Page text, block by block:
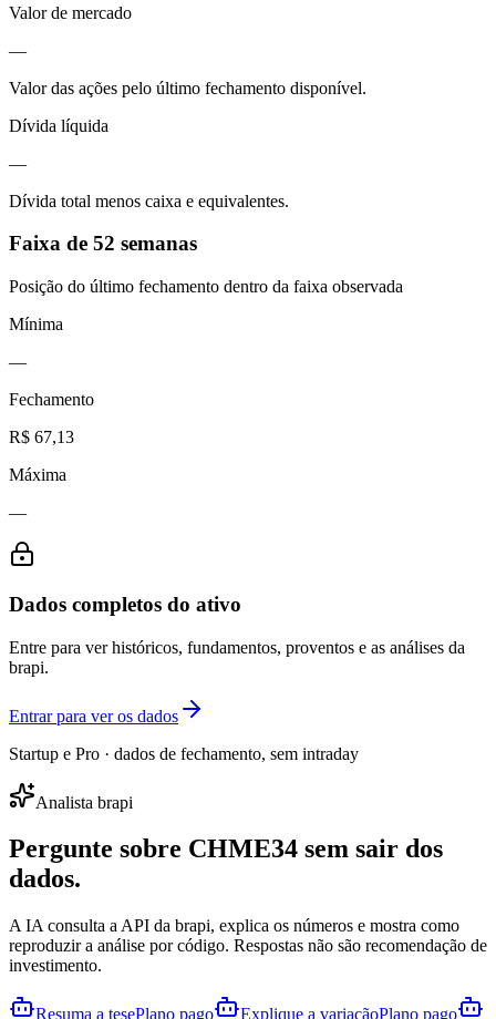
Valor de mercado
—
Valor das ações pelo último fechamento disponível.
Dívida líquida
—
Dívida total menos caixa e equivalentes.
Faixa de 52 semanas
Posição do último fechamento dentro da faixa observada
Mínima
—
Fechamento
R$ 67,13
Máxima
—
Dados completos do ativo
Entre para ver históricos, fundamentos, proventos e as análises da
brapi.
Entrar para ver os dados
Startup e Pro · dados de fechamento, sem intraday
Analista brapi
Pergunte sobre CHME34 sem sair dos
dados.
A IA consulta a API da brapi, explica os números e mostra como
reproduzir a análise por código. Respostas não são recomendação de
investimento.
Resuma a tesePlano pago Explique a variaçãoPlano pago